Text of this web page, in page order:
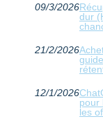
09/3/2026
dur
21/2/2026
12/1/2026
pour
les